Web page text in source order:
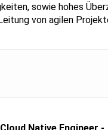
sowie hohes
von agilen